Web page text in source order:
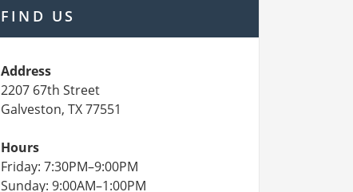
FIND US
Address
2207 67th Street
Galveston, TX 77551
Hours
Friday: 7:30PM–9:00PM
Sunday: 9:00AM–1:00PM